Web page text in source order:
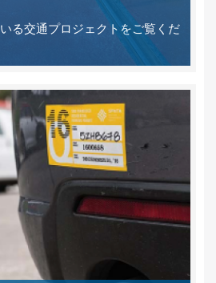
る交通プロジェクトをご覧くだ